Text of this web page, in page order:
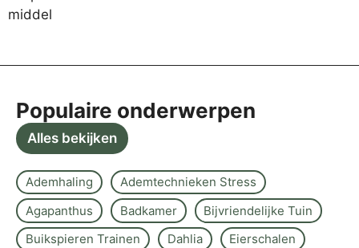
Populaire onderwerpen
Alles bekijken
Ademhaling
Ademtechnieken Stress
Agapanthus
Badkamer
Bijvriendelijke Tuin
Buikspieren Trainen
Dahlia
Eierschalen